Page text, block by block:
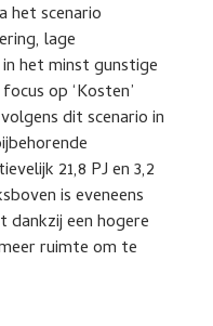
het scenario
lage
het minst gunstige
op ‘Kosten’
dit scenario in
21,8 PJ en 3,2
is eveneens
een hogere
ruimte om te